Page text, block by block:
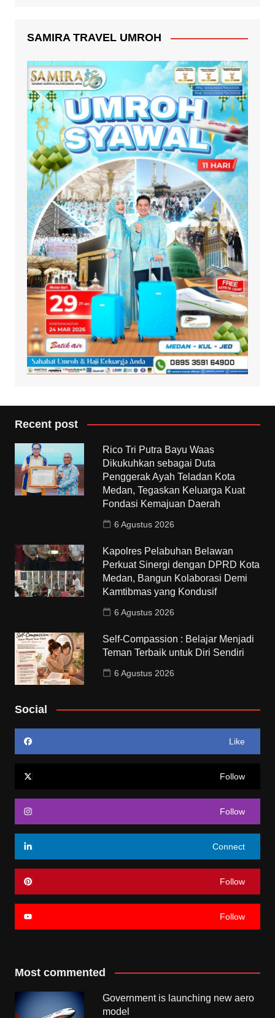
SAMIRA TRAVEL UMROH
Recent post
Rico Tri Putra Bayu Waas
Dikukuhkan sebagai Duta
Penggerak Ayah Teladan Kota
Medan, Tegaskan Keluarga Kuat
Fondasi Kemajuan Daerah
6 Agustus 2026
Kapolres Pelabuhan Belawan
Perkuat Sinergi dengan DPRD Kota
Medan, Bangun Kolaborasi Demi
Kamtibmas yang Kondusif
6 Agustus 2026
Self-Compassion : Belajar Menjadi
Teman Terbaik untuk Diri Sendiri
6 Agustus 2026
Social
Like
Follow
Follow
Connect
Follow
Follow
Most commented
Government is launching new aero
model